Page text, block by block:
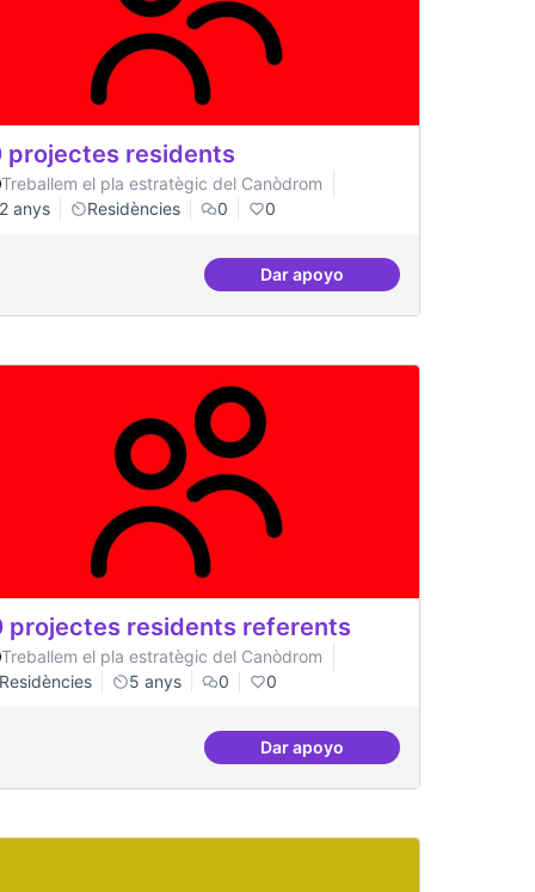
projectes residents
Treballem el pla estratègic del Canòdrom
2 anys
Residències 0 0
Dar apoyo20 projectes residents
projectes residents referents
Treballem el pla estratègic del Canòdrom
Residències
5 anys 0 0
Dar apoyo30 projectes residents